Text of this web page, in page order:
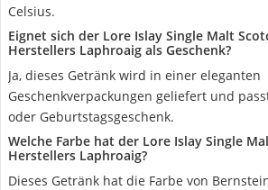
Celsius.
Eignet sich der Lore Islay Single Malt
Herstellers Laphroaig als Geschenk?
Ja, dieses Getränk wird in einer eleganten
Geschenkverpackungen geliefert und
oder Geburtstagsgeschenk.
Welche Farbe hat der Lore Islay Single
Herstellers Laphroaig?
Dieses Getränk hat die Farbe von